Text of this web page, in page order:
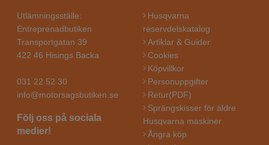
Utlämningsställe:
Entreprenadbutiken
Transportgatan 39
422 46 Hisings Backa
031 22 52 30
info@motorsagsbutiken.se
Följ oss på sociala
medier!
Husqvarna
reservdelskatalog
Artiklar & Guider
Cookies
Köpvillkor
Personuppgifter
Retur(PDF)
Sprängskisser för äldre
Husqvarna maskiner
Ångra köp